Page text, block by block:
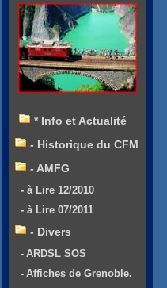
* Info et Actualité
- Historique du CFM
- AMFG
- à Lire 12/2010
- à Lire 07/2011
- Divers
- ARDSL SOS
- Affiches de Grenoble.